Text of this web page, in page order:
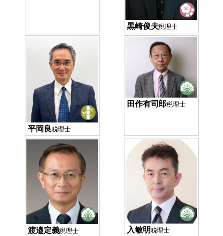
黒崎俊夫税理士
平岡良税理士
田作有司郎税理士
渡邉定義税理士 入敏明税理士